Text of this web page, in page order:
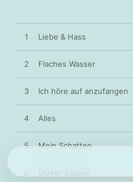
1 Liebe & Hass
2 Flaches Wasser
3 Ich höre auf anzufangen
4 Alles
5 Mein Schatten
Dieser Zauber